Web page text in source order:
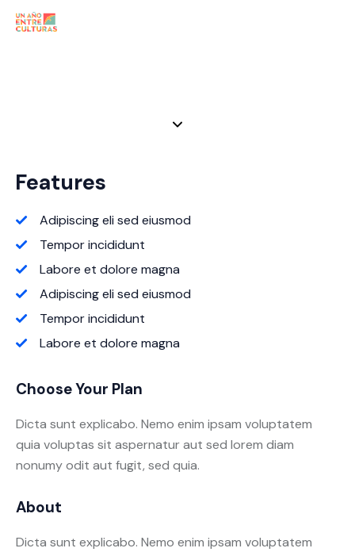
Features
Adipiscing eli sed eiusmod
Tempor incididunt
Labore et dolore magna
Adipiscing eli sed eiusmod
Tempor incididunt
Labore et dolore magna
Choose Your Plan
Dicta sunt explicabo. Nemo enim ipsam voluptatem
quia voluptas sit aspernatur aut sed lorem diam
nonumy odit aut fugit, sed quia.
About
Dicta sunt explicabo. Nemo enim ipsam voluptatem